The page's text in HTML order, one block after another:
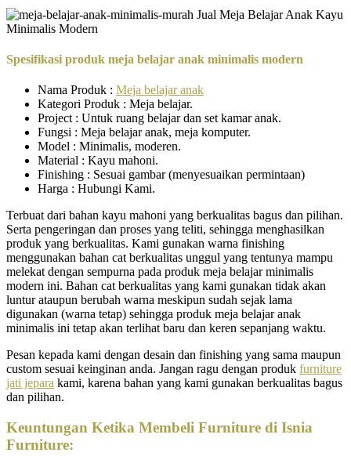
Spesifikasi produk meja belajar anak minimalis modern
Nama Produk : Meja belajar anak
Kategori Produk : Meja belajar.
Project : Untuk ruang belajar dan set kamar anak.
Fungsi : Meja belajar anak, meja komputer.
Model : Minimalis, moderen.
Material : Kayu mahoni.
Finishing : Sesuai gambar (menyesuaikan permintaan)
Harga : Hubungi Kami.
Terbuat dari bahan kayu mahoni yang berkualitas bagus dan pilihan.
Serta pengeringan dan proses yang teliti, sehingga menghasilkan
produk yang berkualitas. Kami gunakan warna finishing
menggunakan bahan cat berkualitas unggul yang tentunya mampu
melekat dengan sempurna pada produk meja belajar minimalis
modern ini. Bahan cat berkualitas yang kami gunakan tidak akan
luntur ataupun berubah warna meskipun sudah sejak lama
digunakan (warna tetap) sehingga produk meja belajar anak
minimalis ini tetap akan terlihat baru dan keren sepanjang waktu.
Pesan kepada kami dengan desain dan finishing yang sama maupun
custom sesuai keinginan anda. Jangan ragu dengan produk furniture
jati jepara kami, karena bahan yang kami gunakan berkualitas bagus
dan pilihan.
Keuntungan Ketika Membeli Furniture di Isnia
Furniture: